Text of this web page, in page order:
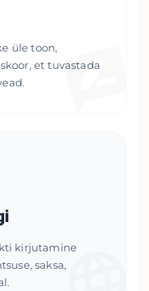
üle toon,
et tuvastada
kirjutamine
saksa,